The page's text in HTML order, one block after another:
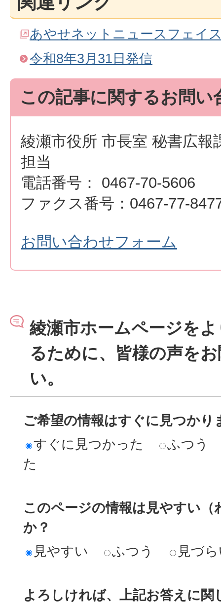
あやせネットニュースフェイ
令和8年3月31日発信
この記事に関するお問い
綾瀬市役所 市長室 秘書広報
担当
電話番号： 0467-70-5606
ファクス番号：0467-77-
お問い合わせフォーム
綾瀬市ホームページを
るために、皆様の声を
い。
ご希望の情報はすぐに見つかり
すぐに見つかった
ふつう
た
このページの情報は見やすい
か？
見やすい
ふつう 見づ
よろしければ、上記お答えに関